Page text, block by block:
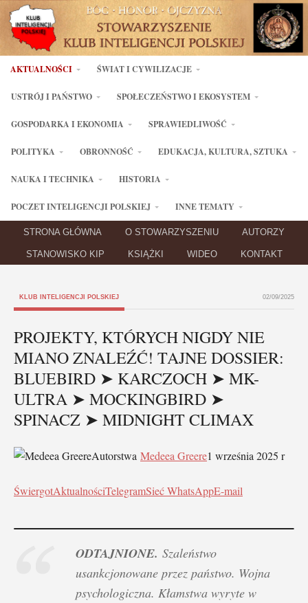
AKTUALNOŚCI ŚWIAT I CYWILIZACJE
USTRÓJ I PAŃSTWO SPOŁECZEŃSTWO I EKOSYSTEM
GOSPODARKA I EKONOMIA SPRAWIEDLIWOŚĆ
POLITYKA OBRONNOŚĆ EDUKACJA, KULTURA, SZTUKA
NAUKA I TECHNIKA HISTORIA
POCZET INTELIGENCJI POLSKIEJ INNE TEMATY
STRONA GŁÓWNA O STOWARZYSZENIU AUTORZY
STANOWISKO KIP KSIĄŻKI WIDEO KONTAKT
KLUB INTELIGENCJI POLSKIEJ 02/09/2025
PROJEKTY, KTÓRYCH NIGDY NIE
MIANO ZNALEŹĆ! TAJNE DOSSIER:
BLUEBIRD ➤ KARCZOCH ➤ MK-
ULTRA ➤ MOCKINGBIRD ➤
SPINACZ ➤ MIDNIGHT CLIMAX
Autorstwa Medeea Greere1 września 2025 r
ŚwiergotAktualnościTelegramSieć WhatsAppE-mail
ODTAJNIONE. Szaleństwo
usankcjonowane przez państwo. Wojna
psychologiczna. Kłamstwa wyryte w